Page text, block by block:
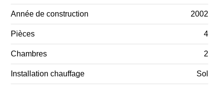
Année de construction 2002
Pièces 4
Chambres 2
Installation chauffage Sol